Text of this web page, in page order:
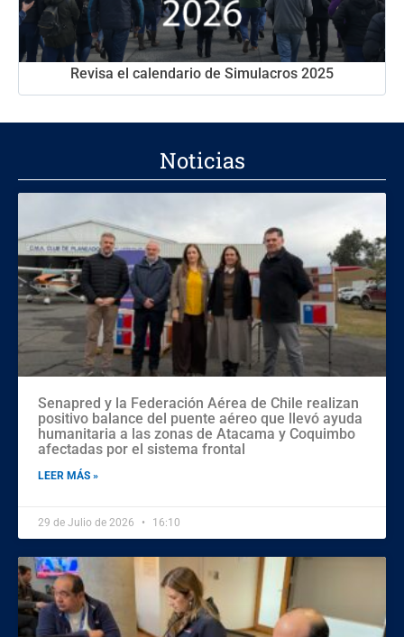
Revisa el calendario de Simulacros 2025
Noticias
Senapred y la Federación Aérea de Chile realizan
positivo balance del puente aéreo que llevó ayuda
humanitaria a las zonas de Atacama y Coquimbo
afectadas por el sistema frontal
LEER MÁS »
29 de Julio de 2026 16:10